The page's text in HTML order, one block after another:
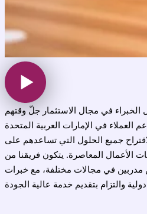
في مجال الاستثمار جلّ وقتهم
العملاء في الإمارات العربية المتحدة
جميع الحلول التي تساعدهم على
الأعمال المعاصرة. يتكون فريقنا من
مدربين في مجالات مختلفة، مع خبرات